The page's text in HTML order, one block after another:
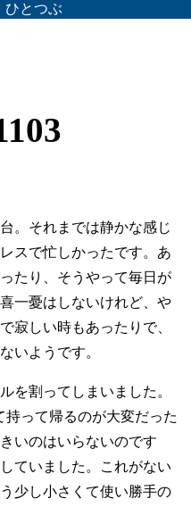
とつぶ
。それまでは静かな感じ
スで忙しかったです。あ
たり、そうやって毎日が
一憂はしないけれど、や
寂しい時もあったりで、
いようです。
を割ってしまいました。
って帰るのが大変だった
いのはいらないのです
ていました。これがない
少し小さくて使い勝手の